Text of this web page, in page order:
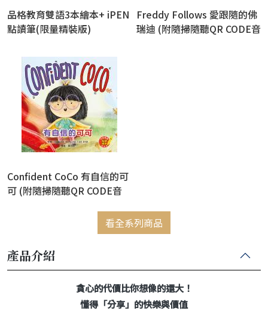
品格教育雙語3本繪本+ iPEN
點讀筆(限量精裝版)
Freddy Follows 愛跟隨的佛
瑞迪 (附隨掃隨聽QR CODE音
Confident CoCo 有自信的可
可 (附隨掃隨聽QR CODE音
看全系列商品
產品介紹
貪心的代價比你想像的還大！
懂得「分享」的快樂與價值